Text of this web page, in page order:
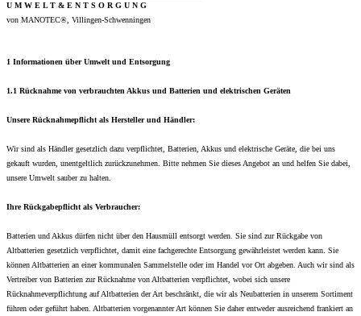
U M W E L T & E N T S O R G U N G
von MANOTEC®, Villingen-Schwenningen
1 Informationen über Umwelt und Entsorgung
1.1 Rücknahme von verbrauchten Akkus und Batterien und elektrischen Geräten
Unsere Rücknahmepflicht als Hersteller und Händler:
Wir sind als Händler gesetzlich dazu verpflichtet, Batterien, Akkus und elektrische Geräte, die bei uns
gekauft wurden, unentgeltlich zurückzunehmen. Bitte nehmen Sie dieses Angebot an und helfen Sie dabei,
unsere Umwelt sauber zu halten.
Ihre Rückgabepflicht als Verbraucher:
Batterien und Akkus dürfen nicht über den Hausmüll entsorgt werden. Sie sind zur Rückgabe von
Altbatterien gesetzlich verpflichtet, damit eine fachgerechte Entsorgung gewährleistet werden kann. Sie
können Altbatterien an einer kommunalen Sammelstelle oder im Handel vor Ort abgeben. Auch wir sind als
Vertreiber von Batterien zur Rücknahme von Altbatterien verpflichtet, wobei sich unsere
Rücknahmeverpflichtung auf Altbatterien der Art beschränkt, die wir als Neubatterien in unserem Sortiment
führen oder geführt haben. Altbatterien vorgenannter Art können Sie daher entweder ausreichend frankiert an